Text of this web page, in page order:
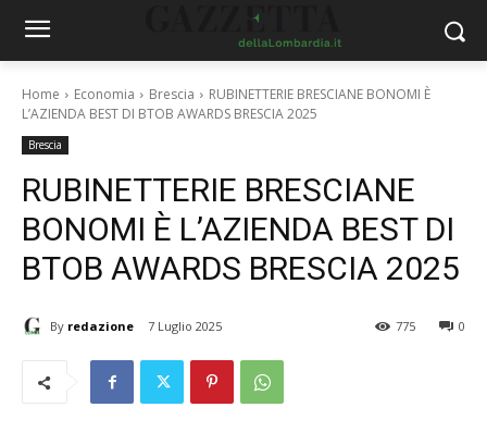
Home Economia Brescia
RUBINETTERIE BRESCIANE BONOMI È
L’AZIENDA BEST DI BTOB AWARDS BRESCIA 2025
Brescia
RUBINETTERIE BRESCIANE
BONOMI È L’AZIENDA BEST DI
BTOB AWARDS BRESCIA 2025
By redazione 7 Luglio 2025 0
775